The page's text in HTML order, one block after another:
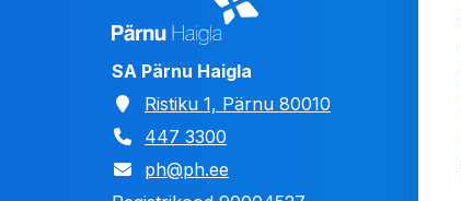
SA Pärnu Haigla
AadressRistiku 1, Pärnu 80010
447 3300
E-
ph@ph.ee